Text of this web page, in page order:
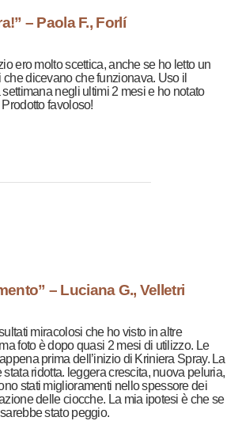
– Paola F., Forlí
ero molto scettica, anche se ho letto un
dicevano che funzionava. Uso il
negli ultimi 2 mesi e ho notato
favoloso!
– Luciana G., Velletri
miracolosi che ho visto in altre
foto è dopo quasi 2 mesi di utilizzo. Le
prima dell’inizio di Kriniera Spray. La
ridotta. leggera crescita, nuova peluria,
stati miglioramenti nello spessore dei
delle ciocche. La mia ipotesi è che se
stato peggio.